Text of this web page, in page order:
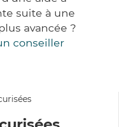
suite à une
avancée ?
conseiller